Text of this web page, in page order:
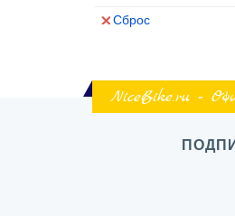
Сброс
NiceBike.ru -